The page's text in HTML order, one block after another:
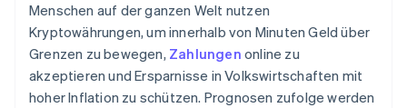
Menschen auf der ganzen Welt nutzen
Kryptowährungen, um innerhalb von Minuten Geld über
Grenzen zu bewegen, Zahlungen online zu
akzeptieren und Ersparnisse in Volkswirtschaften mit
hoher Inflation zu schützen. Prognosen zufolge werden